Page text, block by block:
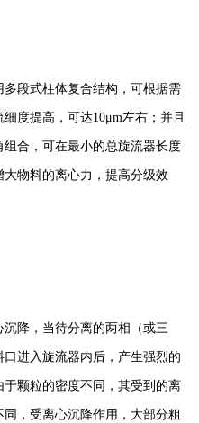
段式柱体复合结构，可根据需
度提高，可达10μm左右；并且
合，可在最小的总旋流器长度
物料的离心力，提高分级效
降，当待分离的两相（或三
进入旋流器内后，产生强烈的
颗粒的密度不同，其受到的离
，受离心沉降作用，大部分粗